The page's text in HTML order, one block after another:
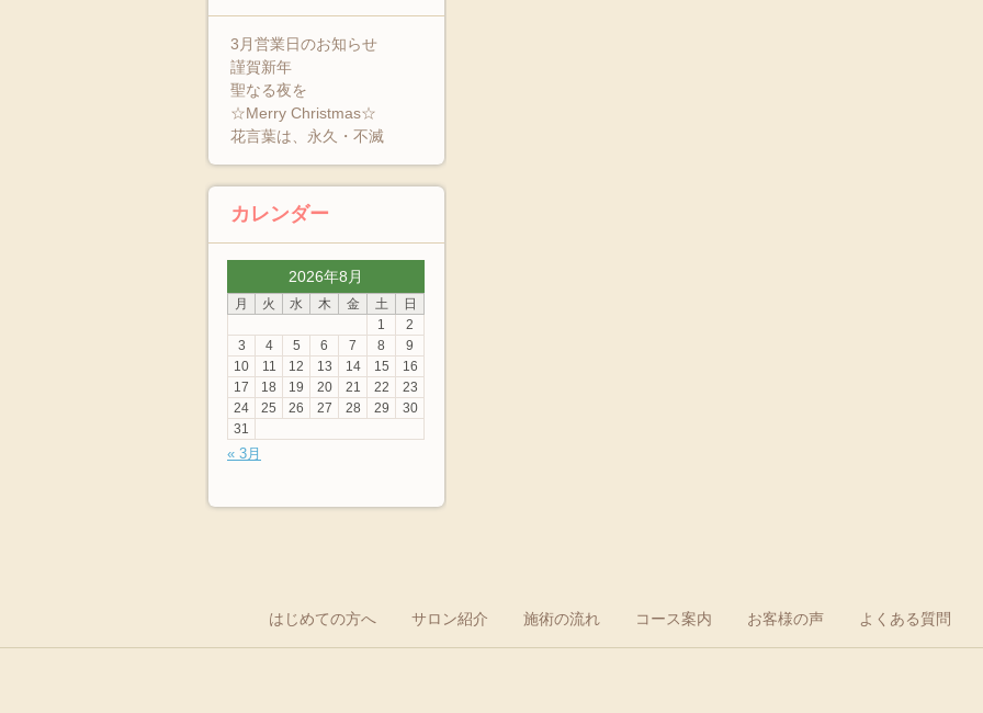
3月営業日のお知らせ
謹賀新年
聖なる夜を
☆Merry Christmas☆
花言葉は、永久・不滅
カレンダー
2026年8月
月 火 水 木 金 土 日
« 3月
1
2
3
4 5 6 7 8
9
10
11 12 13 14 15
16
17
18 19 20 21 22
23
24
25 26 27 28 29
30
31
はじめての方へ サロン紹介 施術の流れ コース案内 お客様の声 よくある質問